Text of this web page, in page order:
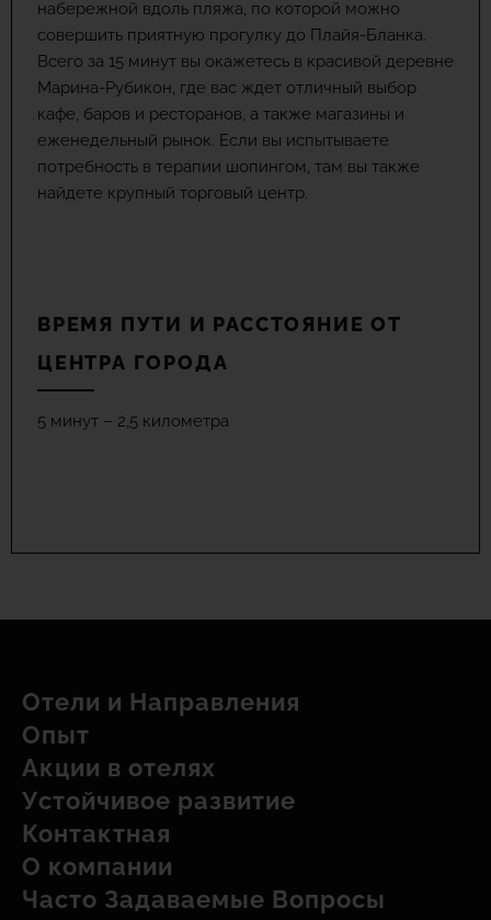
набережной вдоль пляжа, по которой можно
совершить приятную прогулку до Плайя-Бланка.
Всего за 15 минут вы окажетесь в красивой деревне
Марина-Рубикон, где вас ждет отличный выбор
кафе, баров и ресторанов, а также магазины и
еженедельный рынок. Если вы испытываете
потребность в терапии шопингом, там вы также
найдете крупный торговый центр.
ВРЕМЯ ПУТИ И РАССТОЯНИЕ ОТ
ЦЕНТРА ГОРОДА
5 минут – 2,5 километра
Отели и Hаправления
Опыт
Акции в отелях
Устойчивое развитие
Контактная
О компании
Часто Задаваемые Вопросы